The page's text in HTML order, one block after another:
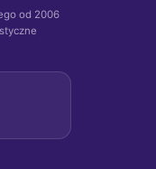
od 2006